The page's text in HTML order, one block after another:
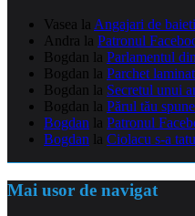
Vasea la Angajari de
Andra la Patronul
Bogdan la Parlamentul
Bogdan la Parchet
Bogdan la Secretul unui
Bogdan la Părul tău
Bogdan la Patronul
Bogdan la Ciolacu s-a
Mai usor de navigat